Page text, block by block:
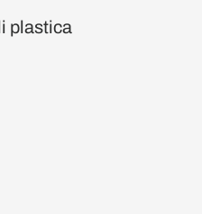
plastica